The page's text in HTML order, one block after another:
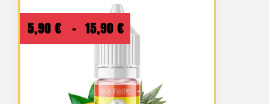
5,90 € – 15,90 € Plage
de
prix :
5,90 €